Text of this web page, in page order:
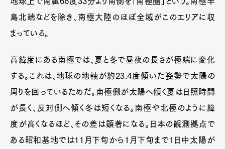
島北端などを除き、南極大陸のほぼ全域がこのエリアに収
まっている。
高緯度にある南極では、夏と冬で昼夜の長さが極端に変化
する。これは、地球の地軸が約23.4度傾いた姿勢で太陽の
周りを回っているためだ。南極側が太陽へ傾く夏は日照時間
が長く、反対側へ傾く冬は短くなる。南極や北極のように緯
度が高くなるほど、その差は顕著になる。日本の観測拠点で
ある昭和基地では11月下旬から1月下旬まで1日中太陽が